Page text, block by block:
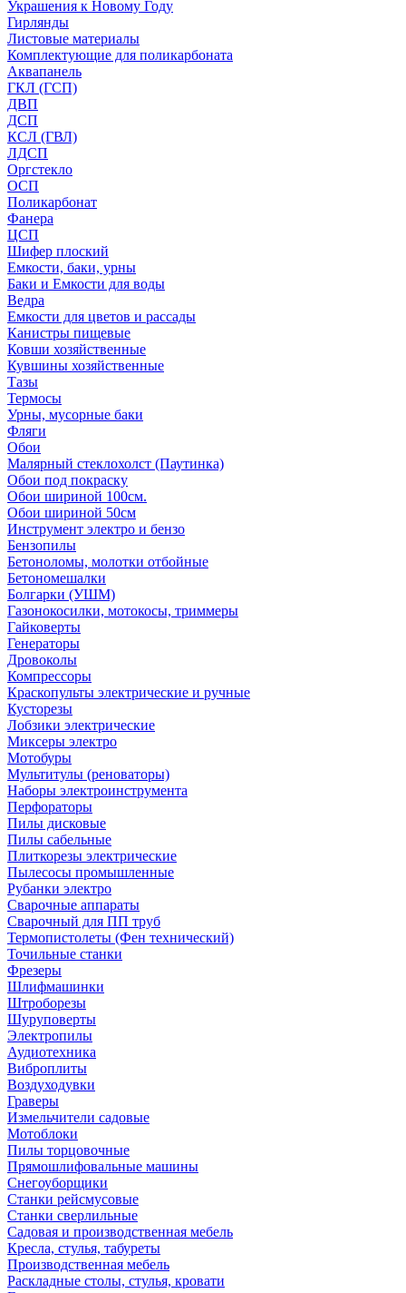
Украшения к Новому Году
Гирлянды
Листовые материалы
Комплектующие для поликарбоната
Аквапанель
ГКЛ (ГСП)
ДВП
ДСП
КСЛ (ГВЛ)
ЛДСП
Оргстекло
ОСП
Поликарбонат
Фанера
ЦСП
Шифер плоский
Емкости, баки, урны
Баки и Емкости для воды
Ведра
Емкости для цветов и рассады
Канистры пищевые
Ковши хозяйственные
Кувшины хозяйственные
Тазы
Термосы
Урны, мусорные баки
Фляги
Обои
Малярный стеклохолст (Паутинка)
Обои под покраску
Обои шириной 100см.
Обои шириной 50см
Инструмент электро и бензо
Бензопилы
Бетоноломы, молотки отбойные
Бетономешалки
Болгарки (УШМ)
Газонокосилки, мотокосы, триммеры
Гайковерты
Генераторы
Дровоколы
Компрессоры
Краскопульты электрические и ручные
Кусторезы
Лобзики электрические
Миксеры электро
Мотобуры
Мультитулы (реноваторы)
Наборы электроинструмента
Перфораторы
Пилы дисковые
Пилы сабельные
Плиткорезы электрические
Пылесосы промышленные
Рубанки электро
Сварочные аппараты
Сварочный для ПП труб
Термопистолеты (Фен технический)
Точильные станки
Фрезеры
Шлифмашинки
Штроборезы
Шуруповерты
Электропилы
Аудиотехника
Виброплиты
Воздуходувки
Граверы
Измельчители садовые
Мотоблоки
Пилы торцовочные
Прямошлифовальные машины
Снегоуборщики
Станки рейсмусовые
Станки сверлильные
Садовая и производственная мебель
Кресла, стулья, табуреты
Производственная мебель
Раскладные столы, стулья, кровати